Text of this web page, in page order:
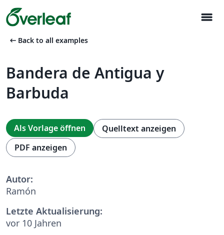
menu
arrow_left_alt Back to all examples
Bandera de Antigua y
Barbuda
Als Vorlage öffnen
Quelltext anzeigen
PDF anzeigen
Autor:
Ramón
Letzte Aktualisierung:
vor 10 Jahren